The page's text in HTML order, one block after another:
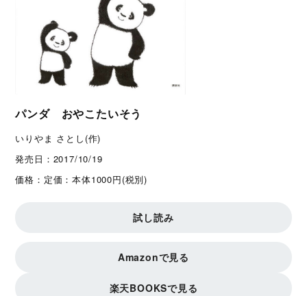
パンダ おやこたいそう
いりやま さとし(作)
発売日： 2017/10/19
価格： 定価：本体1000円(税別)
試し読み
Amazonで見る
楽天BOOKSで見る